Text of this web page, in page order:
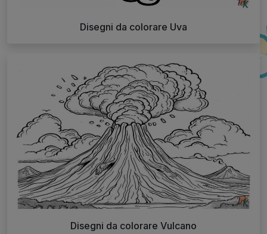
Disegni da colorare Uva
Disegni da colorare Vulcano